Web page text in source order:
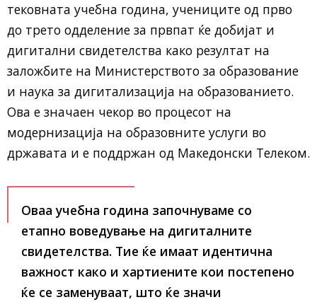
тековната учебна година, учениците од прво
до трето одделение за првпат ќе добијат и
дигитални свидетелства како резултат на
заложбите на Министерството за образование
и наука за дигитализација на образованието.
Ова е значаен чекор во процесот на
модернизација на образовните услуги во
државата и е поддржан од Македонски Телеком.
Оваа учебна година започнуваме со
етапно воведување на дигиталните
свидетелства. Тие ќе имаат идентична
важност како и хартиените кои постепено
ќе се заменуваат, што ќе значи